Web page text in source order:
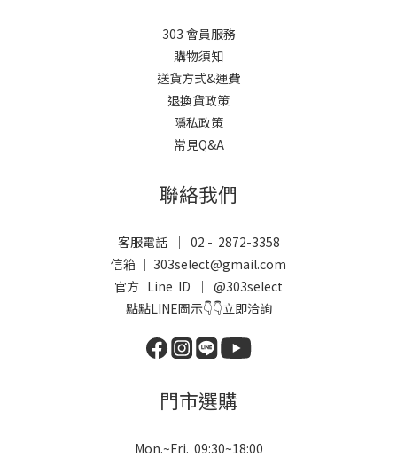
303 會員服務
購物須知
送貨方式&運費
退換貨政策
隱私政策
常見Q&A
聯絡我們
客服電話 ｜ 02 - 2872-3358
信箱 ｜ 303select@gmail.com
官方 Line ID ｜ @303select
點點LINE圖示👇👇立即洽詢
門市選購
Mon.~Fri. 09:30~18:00